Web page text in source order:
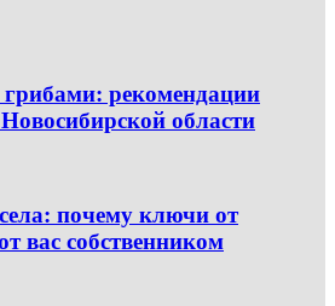
грибами: рекомендации
области
почему ключи от
вас собственником